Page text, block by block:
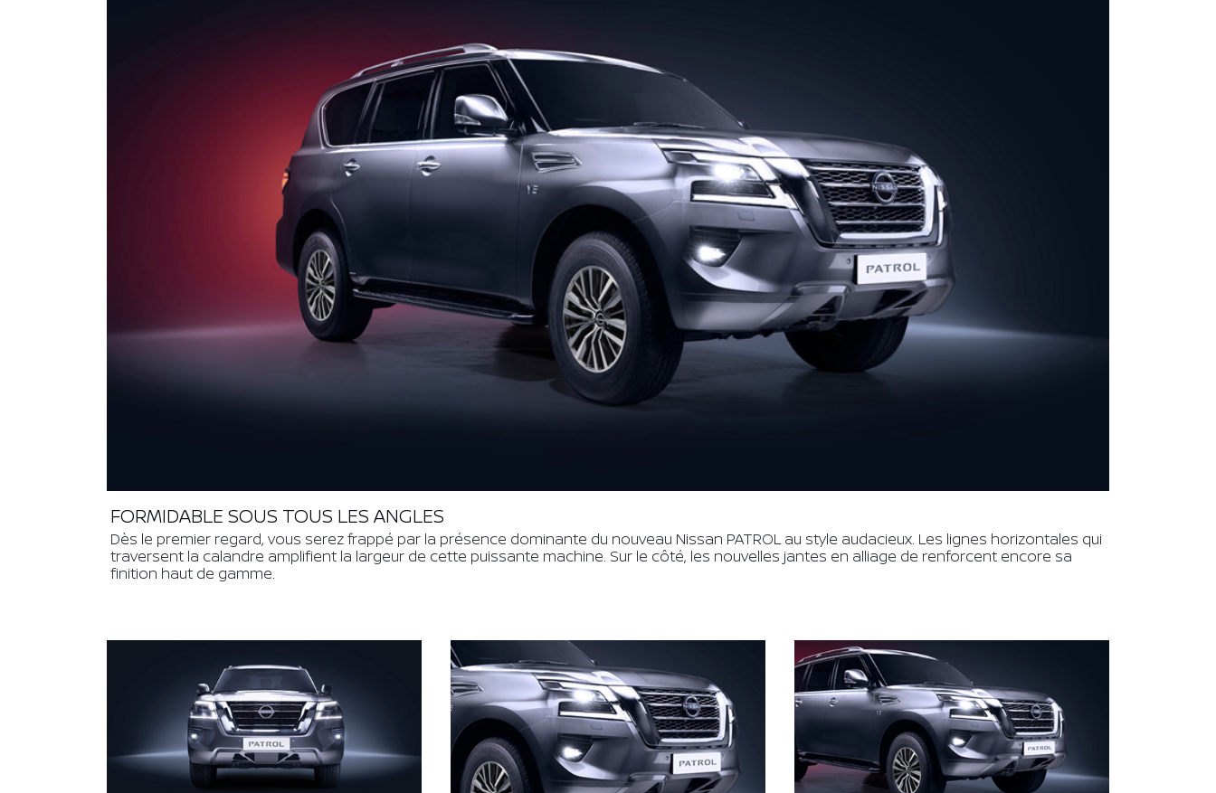
FORMIDABLE SOUS TOUS LES ANGLES
Dès le premier regard, vous serez frappé par la présence dominante du nouveau Nissan PATROL au style audacieux. Les lignes horizontales qui
traversent la calandre amplifient la largeur de cette puissante machine. Sur le côté, les nouvelles jantes en alliage de renforcent encore sa
finition haut de gamme.